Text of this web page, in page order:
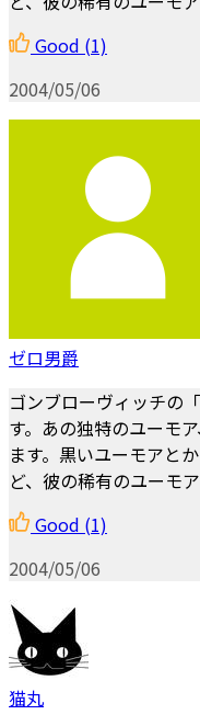
Good (1)
2004/05/06
ゼロ男爵
ゴンブローヴィッチの
す。あの独特のユーモ
ます。黒いユーモアと
ど、彼の稀有のユーモ
Good (1)
2004/05/06
猫丸